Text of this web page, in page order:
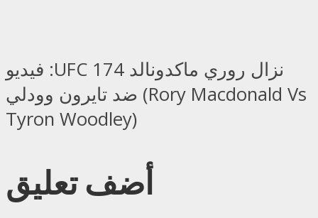
فيديو :UFC 174 نزال روري ماكدونالد
ضد تايرون وودلي (Rory Macdonald Vs
Tyron Woodley)
أضف تعليق